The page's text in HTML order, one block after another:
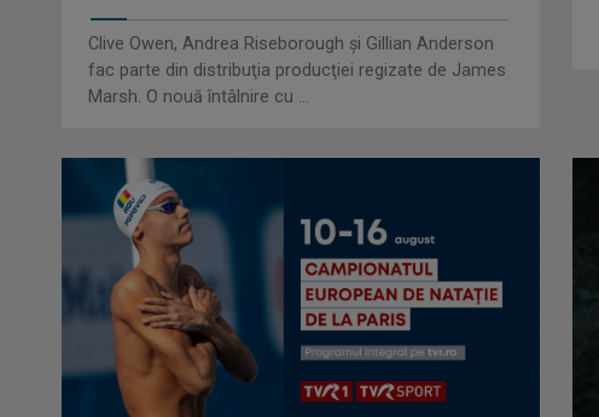
Clive Owen, Andrea Riseborough şi Gillian Anderson
fac parte din distribuţia producţiei regizate de James
Marsh. O nouă întâlnire cu ...